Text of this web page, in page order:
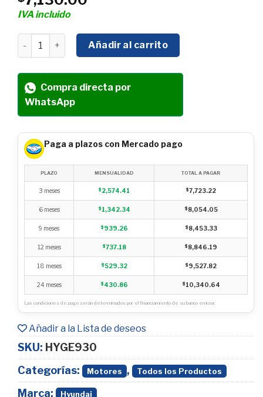
IVA incluido
MOTOR HYUNDAI 9.3 HP - HYGE930 cantidad
Añadir al carrito
Compra directa por
WhatsApp
Paga a plazos con Mercado pago
PLAZO MENSUALIDAD TOTAL A PAGAR
3 meses $2,574.41 $7,723.22
6 meses $1,342.34 $8,054.05
9 meses $939.26 $8,453.33
12 meses $737.18 $8,846.19
18 meses $529.32 $9,527.82
24 meses $430.86 $10,340.64
Las condiciones de pago serán determinados por el financiamiento de su banco emisor.
Añadir a la Lista de deseos
SKU: HYGE930
Categorías:
Motores , Todos los Productos
Marca: Hyundai